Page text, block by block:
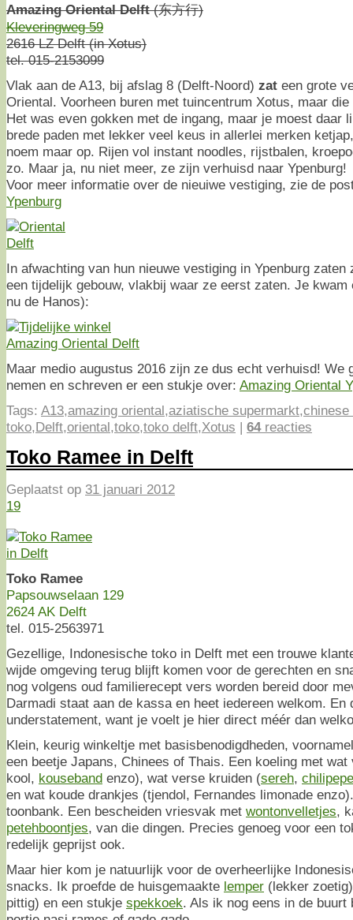
Amazing Oriental Delft(东方行)
Kleveringweg 59
2616 LZ Delft (in Xotus)
tel. 015-2153099
Vlak aan de A13, bij afslag 8 (Delft-Noord) zat een grote
Oriental. Voorheen buren met tuincentrum Xotus, maar
Het was even gokken met de ingang, maar je moest daar
brede paden met lekker veel keus in allerlei merken
noem maar op. Rijen vol instant noodles, rijstbalen,
zo. Maar ja, nu niet meer, ze zijn verhuisd naar Ypenburg!
Voor meer informatie over de nieuiwe vestiging, zie de
Ypenburg
In afwachting van hun nieuwe vestiging in Ypenburg
een tijdelijk gebouw, vlakbij waar ze eerst zaten. Je
nu de Hanos):
Maar medio augustus 2016 zijn ze dus echt verhuisd! We
nemen en schreven er een stukje over: Amazing Oriental
Tags: A13,amazing oriental,aziatische supermarkt,chinese
toko,Delft,oriental,toko,toko delft,Xotus | 64reacties
Toko Ramee in Delft
Geplaatst op 31 januari 2012
19
Toko Ramee
Papsouwselaan 129
2624 AK Delft
tel. 015-2563971
Gezellige, Indonesische toko in Delft met een trouwe
wijde omgeving terug blijft komen voor de gerechten en
nog volgens oud familierecept vers worden bereid door
Darmadi staat aan de kassa en heet iedereen welkom. En
understatement, want je voelt je hier direct méér dan
Klein, keurig winkeltje met basisbenodigdheden,
een beetje Japans, Chinees of Thais. Een koeling met
kool, kouseband enzo), wat verse kruiden (sereh,
en wat koude drankjes (tjendol, Fernandes limonade
toonbank. Een bescheiden vriesvak met wontonvelletjes,
petehboontjes, van die dingen. Precies genoeg voor een
redelijk geprijst ook.
Maar hier kom je natuurlijk voor de overheerlijke
snacks. Ik proefde de huisgemaakte lemper (lekker
pittig) en een stukje spekkoek. Als ik nog eens in de